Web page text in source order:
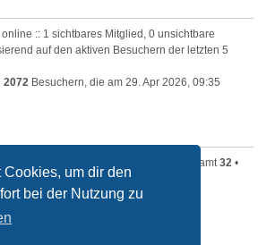
um dir den
bei der Nutzung zu
:: 1 sichtbares Mitglied, 0 unsichtbare
auf den aktiven Besuchern der letzten 5
2072 Besuchern, die am 29. Apr 2026, 09:35
• Mitglieder insgesamt32 •